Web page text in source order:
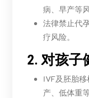
病、早产等风
法律禁止代
疗风险。
2. 对孩子
IVF及胚胎
产、低体重